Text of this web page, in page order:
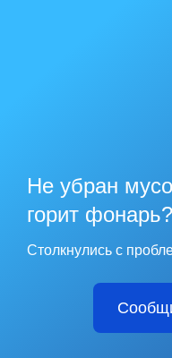
Не убран
горит фонарь?
Столкнулись с